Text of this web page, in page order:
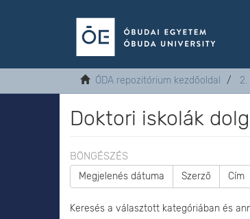
ÓDA repozitórium kezdőoldal
Doktori iskolák
BÖNGÉSZÉS
Megjelenés dátuma Szerző Cím
Keresés a választott kategóriában és